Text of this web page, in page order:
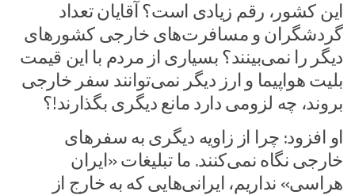
این کشور، رقم زیادی است؟ آقایان تعداد
گردشگران و مسافرت‌های خارجی کشورهای
دیگر را نمی‌بینند؟ بسیاری از مردم با این قیمت
بلیت هواپیما و ارز دیگر نمی‌توانند سفر خارجی
بروند، چه لزومی دارد مانع دیگری بگذارند!؟
او افزود: چرا از زاویه دیگری به سفرهای
خارجی نگاه نمی‌کنند. ما تبلیغات «ایران
هراسی» نداریم، ایرانی‌هایی که به خارج از